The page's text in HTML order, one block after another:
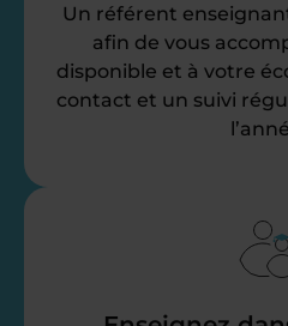
Un référent
afin de vous
disponible et à votre
contact et un suivi